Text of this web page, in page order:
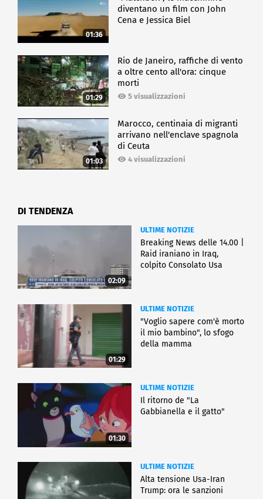
01:36
diventano un film con John
Cena e Jessica Biel
01:29
Rio de Janeiro, raffiche di vento
a oltre cento all'ora: cinque
morti
5 visualizzazioni
01:03
Marocco, centinaia di migranti
arrivano nell'enclave spagnola
di Ceuta
4 visualizzazioni
DI TENDENZA
02:09
ULTIME NOTIZIE
Breaking News delle 14.00 |
Raid iraniano in Iraq,
colpito Consolato Usa
01:29
ULTIME NOTIZIE
"Voglio sapere com'è morto
il mio bambino", lo sfogo
della mamma
01:30
ULTIME NOTIZIE
Il ritorno de "La
Gabbianella e il gatto"
ULTIME NOTIZIE
Alta tensione Usa-Iran
Trump: ora le sanzioni